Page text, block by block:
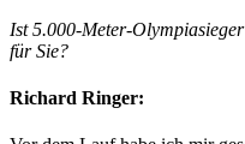
Ist 5.000-Meter-
für Sie?
Richard Ringer: